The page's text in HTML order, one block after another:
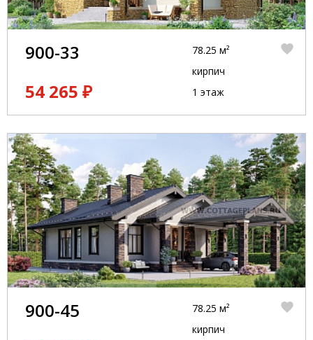
900-33
54 265 ₽
78.25 м²
кирпич
1 этаж
900-45
78.25 м²
кирпич